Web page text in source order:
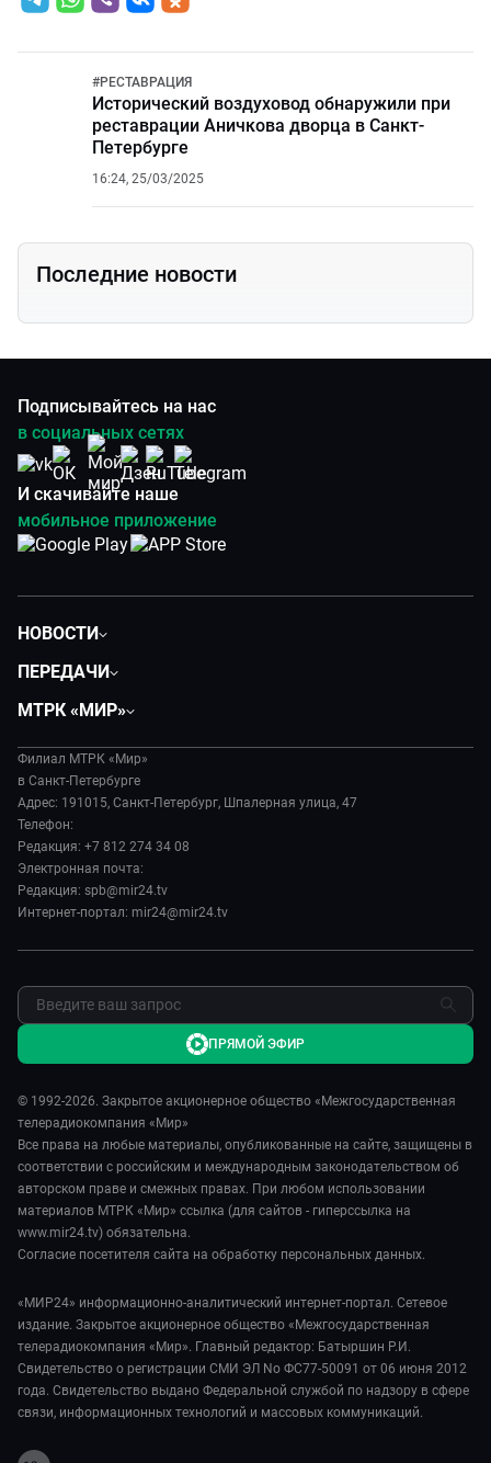
#РЕСТАВРАЦИЯ
Исторический воздуховод обнаружили при
реставрации Аничкова дворца в Санкт-
Петербурге
16:24, 25/03/2025
Последние новости
Подписывайтесь на нас
в социальных сетях
И скачивайте наше
мобильное приложение
НОВОСТИ
Происшествия
Экономика
Культура
ПЕРЕДАЧИ
Игра в кино
Исторический детектив
Миллион за 5 минут
МИР. Мнение
Мировое соглашение
Пять причин поехать в...
МТРК «МИР»
История
Руководство
Новости компании
Пресса о нас
Карьера
Реклама
Обратная связь
Филиал МТРК «Мир»
в Санкт-Петербурге
Адрес: 191015, Санкт-Петербург, Шпалерная улица, 47
Телефон:
Редакция: +7 812 274 34 08
Электронная почта:
Редакция: spb@mir24.tv
Интернет-портал: mir24@mir24.tv
© 1992-2026. Закрытое акционерное общество «Межгосударственная
телерадиокомпания «Мир»
Все права на любые материалы, опубликованные на сайте, защищены в
соответствии с российским и международным законодательством об
авторском праве и смежных правах. При любом использовании
материалов МТРК «Мир» ссылка (для сайтов - гиперссылка на
www.mir24.tv) обязательна.
Согласие посетителя сайта на обработку персональных данных.
«МИР24» информационно-аналитический интернет-портал. Сетевое
издание. Закрытое акционерное общество «Межгосударственная
телерадиокомпания «Мир». Главный редактор: Батыршин Р.И.
Свидетельство о регистрации СМИ ЭЛ No ФС77-50091 от 06 июня 2012
года. Свидетельство выдано Федеральной службой по надзору в сфере
связи, информационных технологий и массовых коммуникаций.
ПРЯМОЙ ЭФИР